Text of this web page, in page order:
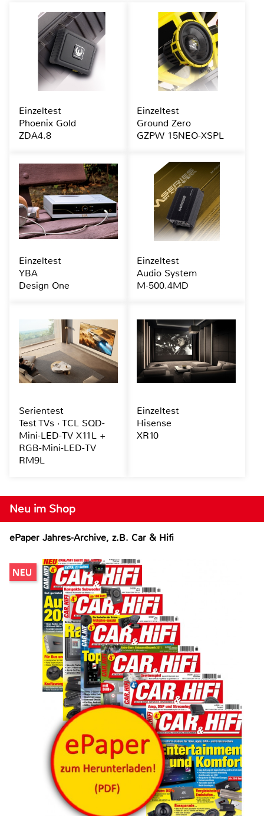
Neu im Shop
ePaper Jahres-Archive, z.B. Car & Hifi
Einzeltest
Phoenix Gold
ZDA4.8
Einzeltest
Ground Zero
GZPW 15NEO-XSPL
Einzeltest
YBA
Design One
Einzeltest
Audio System
M-500.4MD
Serientest
Test TVs · TCL SQD-
Mini-LED-TV X11L +
RGB-Mini-LED-TV
RM9L
Einzeltest
Hisense
XR10